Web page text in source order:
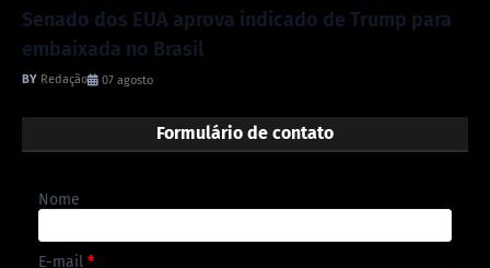
Senado dos EUA aprova indicado de Trump para
embaixada no Brasil
Redação 07 agosto
Formulário de contato
Nome
E-mail *